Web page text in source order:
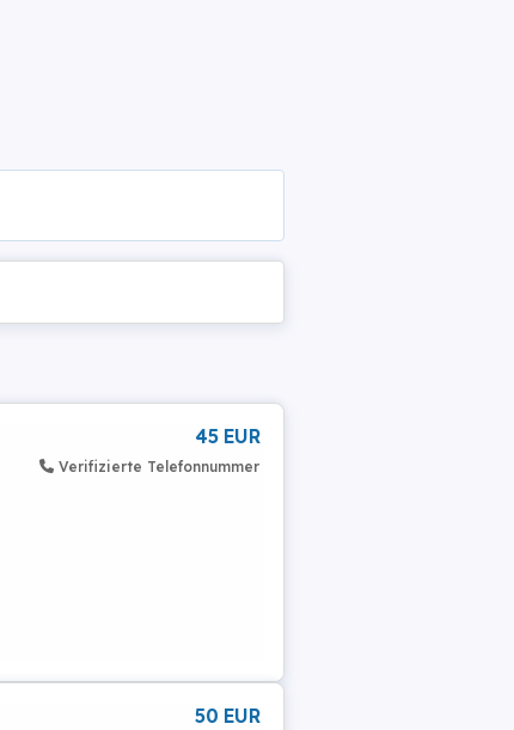
45 EUR
Verifizierte Telefonnummer
50 EUR